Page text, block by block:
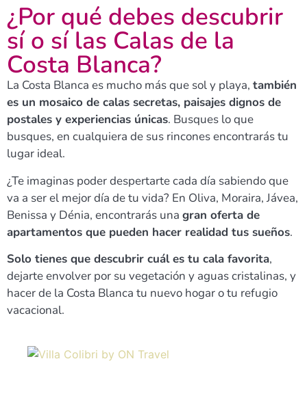
¿Por qué debes descubrir
sí o sí las Calas de la
Costa Blanca?
La Costa Blanca es mucho más que sol y playa, también
es un mosaico de calas secretas, paisajes dignos de
postales y experiencias únicas. Busques lo que
busques, en cualquiera de sus rincones encontrarás tu
lugar ideal.
¿Te imaginas poder despertarte cada día sabiendo que
va a ser el mejor día de tu vida? En Oliva, Moraira, Jávea,
Benissa y Dénia, encontrarás una gran oferta de
apartamentos que pueden hacer realidad tus sueños.
Solo tienes que descubrir cuál es tu cala favorita,
dejarte envolver por su vegetación y aguas cristalinas, y
hacer de la Costa Blanca tu nuevo hogar o tu refugio
vacacional.